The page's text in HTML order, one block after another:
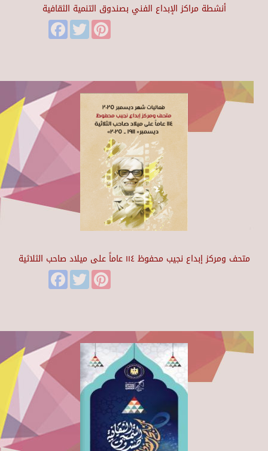
أنشطة مراكز الإبداع الفني بصندوق التنمية الثقافية
FacebookTwitter
متحف ومركز إبداع نجيب محفوظ ١١٤ عاماً على ميلاد صاحب الثلاثية
FacebookTwitter